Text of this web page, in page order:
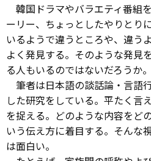
韓国ドラマやバラエティ番組
ーリー、ちょっとしたやりとり
いるようで違うところや、違う
よく発見する。そのような発見
る人もいるのではないだろうか。
筆者は日本語の談話論・言語
した研究をしている。平たく言
を捉える。どのような内容をど
いう伝え方に着目する。そんな
は面白い。